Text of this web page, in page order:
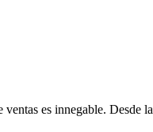
es innegable. Desde